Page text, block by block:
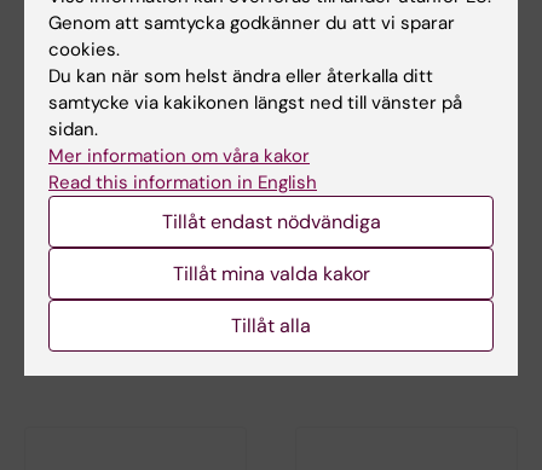
8 sep 2026-8 sep 2026
KIB Talks: Sök
smartare i Cinahl –
Förbättra dina
kunskaper i att söka
vetenskaplig
Bibliotekets sökexperter delar
att söka…
9 sep 2026-9 sep 2026
– en programvara för
att upptäcka
plagiering
Vi visar hur iThenticate
fungerar, hur du laddar upp ett
dokument samt ger…
Genom att samtycka godkänner du att vi sparar
cookies.
Du kan när som helst ändra eller återkalla ditt
samtycke via kakikonen längst ned till vänster på
sidan.
Mer information om våra kakor
Read this information in English
Tillåt endast nödvändiga
Tillåt mina valda kakor
Tillåt alla